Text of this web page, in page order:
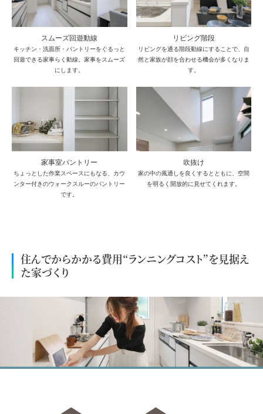
スムーズ回遊動線
キッチン・洗面所・パントリーをぐるっと
回遊できる家事らく動線。家事をスムーズ
にします。
リビング階段
リビングを通る階段動線にすることで、自
然と家族が顔を合わせる機会が多くなりま
す。
家事室パントリー
ちょっとした作業スペースにもなる、カウ
ンター付きのウォークスルーのパントリー
です。
吹抜け
家の中の風通しを良くするとともに、空間
を明るく開放的に見せてくれます。
住んでからかかる費用“ランニングコスト”を見据え
た家づくり